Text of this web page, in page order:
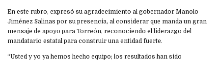
En este rubro, expresó su agradecimiento al gobernador Manolo
Jiménez Salinas por su presencia, al considerar que manda un gran
mensaje de apoyo para Torreón, reconociendo el liderazgo del
mandatario estatal para construir una entidad fuerte.
“Usted y yo ya hemos hecho equipo; los resultados han sido